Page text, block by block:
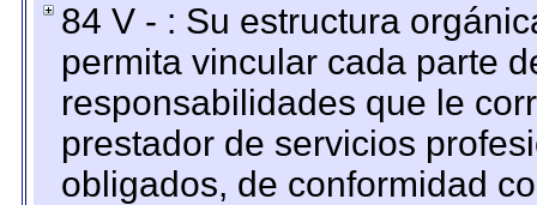
84 V - : Su estructura
permita vincular cada parte
responsabilidades que le
prestador de servicios
obligados, de conformidad